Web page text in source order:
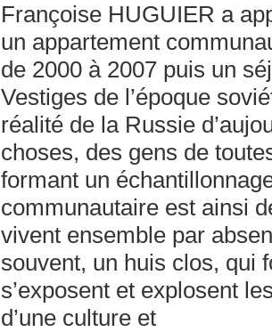
Françoise HUGUIER a
un appartement
de 2000 à 2007 puis un
Vestiges de l’époque
réalité de la Russie
choses, des gens de
formant un
communautaire est ainsi
vivent ensemble par
souvent, un huis clos, qui
s’exposent et explosent
d’une culture et